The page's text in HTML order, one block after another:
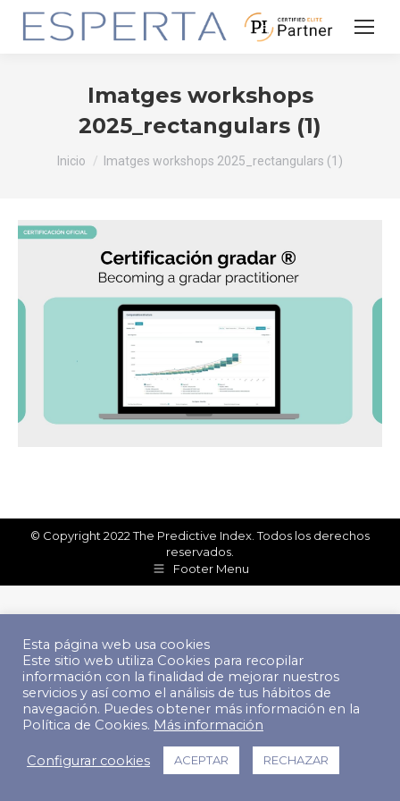
Imatges workshops
2025_rectangulars (1)
Estás aquí:
Inicio Imatges workshops 2025_rectangulars (1)
© Copyright 2022 The Predictive Index. Todos los derechos
reservados.
Footer Menu
Esta página web usa cookies
Este sitio web utiliza Cookies para recopilar
información con la finalidad de mejorar nuestros
servicios y así como el análisis de tus hábitos de
navegación. Puedes obtener más información en la
Política de Cookies. Más información
Configurar cookies ACEPTAR RECHAZAR